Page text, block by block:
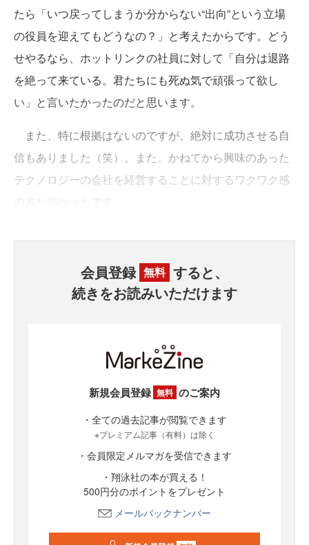
たら「いつ戻ってしまうか分からない“出向”という立場
の役員を迎えてもどうなの？」と考えたからです。どう
せやるなら、ホットリンクの社員に対して「自分は退路
を絶って来ている。君たちにも死ぬ気で頑張って欲し
い」と言いたかったのだと思います。
また、特に根拠はないのですが、絶対に成功させる自
信もありました（笑）。また、かねてから興味のあった
テクノロジーの会社を経営することに対するワクワク感
会員登録 無料 すると、
続きをお読みいただけます
新規会員登録 無料 のご案内
・全ての過去記事が閲覧できます
※プレミアム記事（有料）は除く
・会員限定メルマガを受信できます
・翔泳社の本が買える！
500円分のポイントをプレゼント
メールバックナンバー